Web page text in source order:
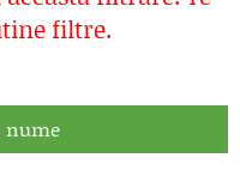
filtre.
nume